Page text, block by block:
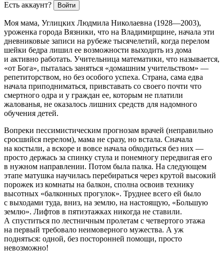
Есть аккаунт? Войти
Моя мама, Углицких Людмила Николаевна (1928—2003),
уроженка города Вязники, что на Владимирщине, начала эти
дневниковые записи на рубеже тысячелетий, когда перелом
шейки бедра лишил ее возможности выходить из дома
и активно работать. Учительница математики, что называется,
«от Бога», пыталась заняться «домашним учительством» —
репетиторством, но без особого успеха. Страна, сама едва
начала приподниматься, привставать со своего почти что
смертного одра и у граждан ее, которым не платили
жалованья, не оказалось лишних средств для надомного
обучения детей.
Вопреки пессимистическим прогнозам врачей (неправильно
сросшийся перелом), мама не сразу, но встала. Сначала
на костыли, а вскоре и вовсе начала обходиться без них —
просто держась за спинку стула и понемногу передвигая его
в нужном направлении. Потом была палка. На следующем
этапе матушка научилась перебираться через крутой высокий
порожек из комнаты на балкон, сполна освоив технику
высотных «балконных прогулок». Труднее всего ей было
с выходами туда, вниз, на землю, на настоящую, «Большую
землю». Лифтов в пятиэтажках никогда не ставили.
А спуститься по лестничным пролетам с четвертого этажа
на первый требовало неимоверного мужества. А уж
подняться: одной, без посторонней помощи, просто
невозможно!